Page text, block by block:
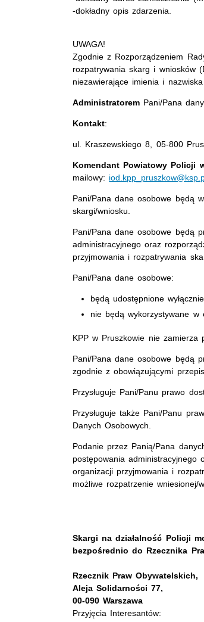
-dokładny opis zdarzenia.
UWAGA!
Zgodnie z Rozporządzeniem
rozpatrywania skarg i wniosków
niezawierające imienia i
Administratorem Pani/Pana
Kontakt:
ul. Kraszewskiego 8, 05-800
Komendant Powiatowy Policji
mailowy:
Pani/Pana dane osobowe będą
skargi/wniosku.
Pani/Pana dane osobowe będą
administracyjnego oraz
przyjmowania i rozpatrywania
Pani/Pana dane osobowe:
będą udostępnione
nie będą wykorzystywane w
KPP w Pruszkowie nie zamierza
Pani/Pana dane osobowe będą
zgodnie z obowiązującymi
Przysługuje Pani/Panu prawo
Przysługuje także Pani/Panu
Danych Osobowych.
Podanie przez Panią/Pana
postępowania
organizacji przyjmowania i
możliwe rozpatrzenie wniesionej/
Skargi na działalność Policji
bezpośrednio do Rzecznika
Rzecznik Praw Obywatelskich,
Aleja Solidarności 77,
00-090 Warszawa
Przyjęcia Interesantów: